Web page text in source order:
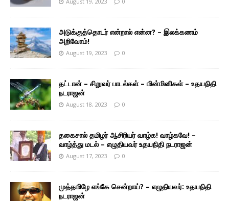
அடுக்குத்தொடர் என்றால் என்ன? – இலக்கணம்
அறிவோம்!
August 19, 2023 0
தட்டான் – சிறுவர் பாடல்கள் – மின்மினிகள் – உதயநிதி
நடராஜன்
August 18, 2023 0
தகைசால் தமிழர் ஆசிரியர் வாழ்க! வாழ்கவே! –
வாழ்த்து மடல் – எழுதியவர் உதயநிதி நடராஜன்
August 17, 2023 0
முத்தமிழே எங்கே சென்றாய்? – எழுதியவர்: உதயநிதி
நடராஜன்